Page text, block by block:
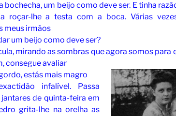
bochecha, um beijo como deve ser. E tinha
roçar-lhe a testa com a boca. Várias
meus irmãos
um beijo como deve ser?
mirando as sombras que agora somos para
consegue avaliar
estás mais magro
infalível. Passa
de quinta-feira em
grita-lhe na orelha as